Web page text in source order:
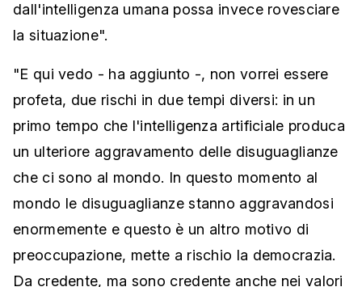
dall'intelligenza umana possa invece rovesciare
la situazione".
"E qui vedo - ha aggiunto -, non vorrei essere
profeta, due rischi in due tempi diversi: in un
primo tempo che l'intelligenza artificiale produca
un ulteriore aggravamento delle disuguaglianze
che ci sono al mondo. In questo momento al
mondo le disuguaglianze stanno aggravandosi
enormemente e questo è un altro motivo di
preoccupazione, mette a rischio la democrazia.
Da credente, ma sono credente anche nei valori